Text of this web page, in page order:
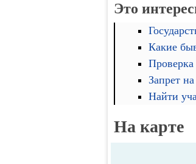
Это
Какие
Проверка
Запрет
Найти
На карте